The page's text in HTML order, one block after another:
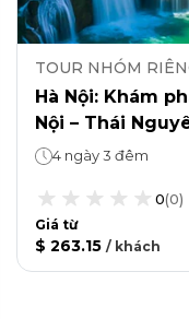
TOUR NHÓM
Hà Nội: Khám
Nội – Thái
4 ngày 3 đêm
0(0)
Giá từ
$ 263.15 / khách